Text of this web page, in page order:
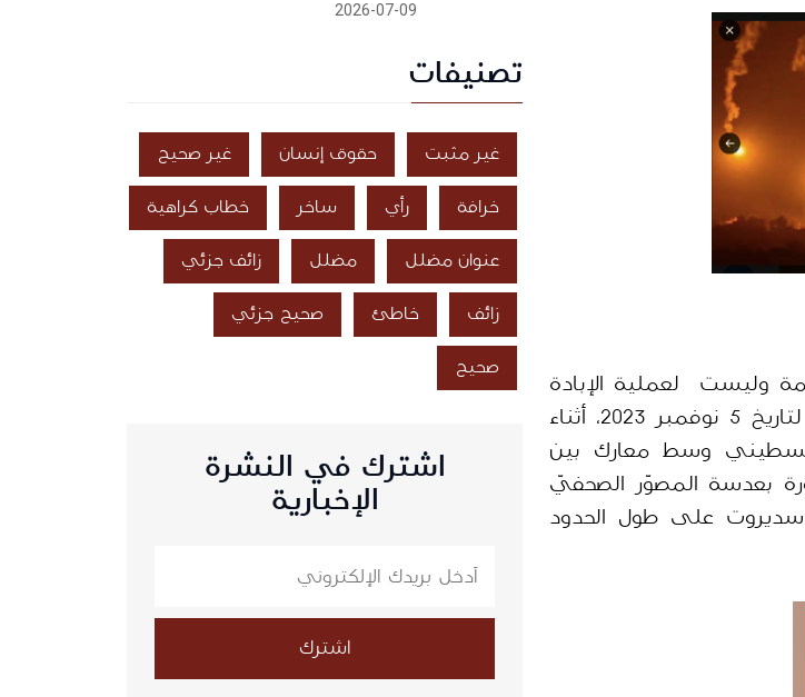
2026-07-09
تصنيفات
غير مثبت حقوق إنسان غير صحيح
خرافة رأي ساخر خطاب كراهية
عنوان مضلل مضلل زائف جزئي
زائف خاطئ صحيح جزئي
صحيح
اشترك في النشرة
الإخبارية
اشترك